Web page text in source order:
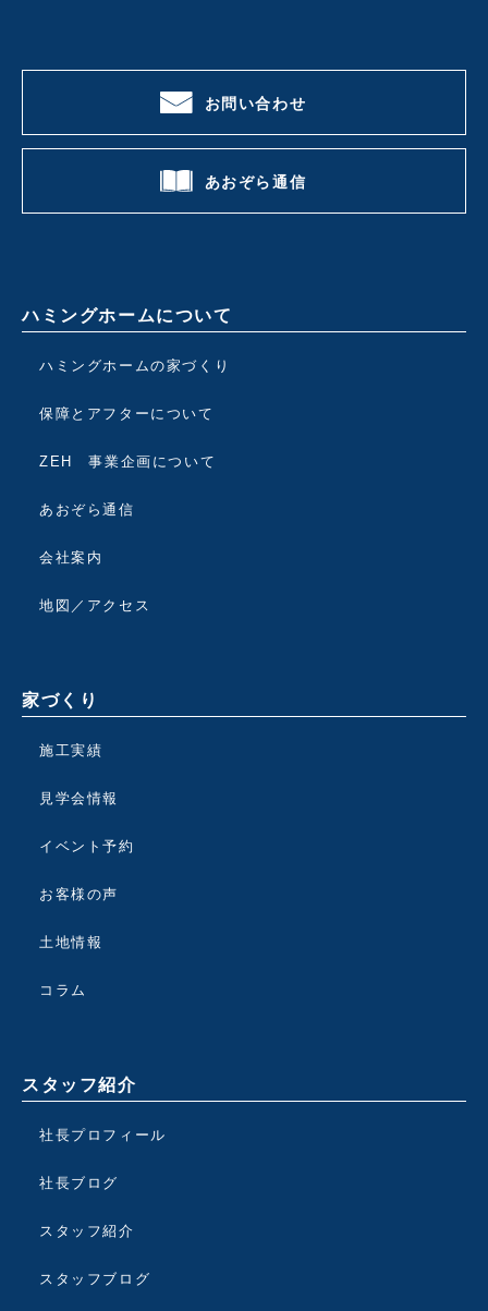
お問い合わせ
あおぞら通信
ハミングホームについて
ハミングホームの家づくり
保障とアフターについて
ZEH 事業企画について
あおぞら通信
会社案内
地図／アクセス
家づくり
施工実績
見学会情報
イベント予約
お客様の声
土地情報
コラム
スタッフ紹介
社長プロフィール
社長ブログ
スタッフ紹介
スタッフブログ